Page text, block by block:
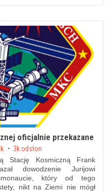
oficjalnie przekazane
3k odsłon
Stację Kosmiczną Frank
dowodzenie Jurijowi
który od tego
nikt na Ziemi nie mógł